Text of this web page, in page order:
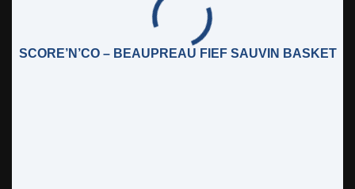
SCORE’N’CO – BEAUPREAU FIEF SAUVIN BASKET